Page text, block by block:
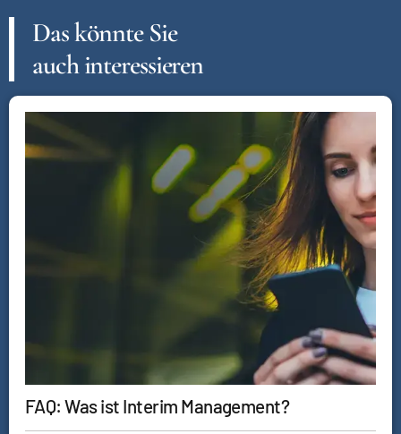
Das könnte Sie
auch interessieren
FAQ: Was ist Interim Management?